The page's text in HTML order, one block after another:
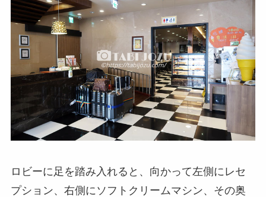
ロビーに足を踏み入れると、向かって左側にレセ
プション、右側にソフトクリームマシン、その奥